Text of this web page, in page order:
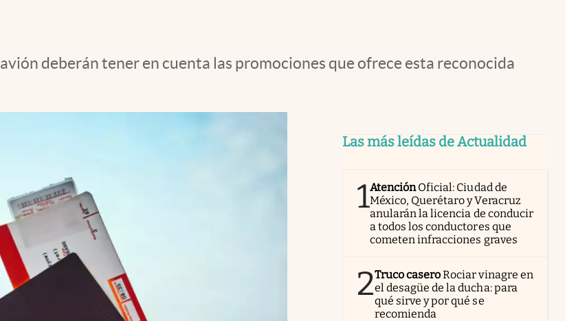
deberán tener en cuenta las promociones que ofrece esta reconocida
Las más leídas de Actualidad
1AtenciónOficial: Ciudad de
México, Querétaro y Veracruz
anularán la licencia de conducir
a todos los conductores que
cometen infracciones graves
2Truco caseroRociar vinagre en
el desagüe de la ducha: para
qué sirve y por qué se
recomienda